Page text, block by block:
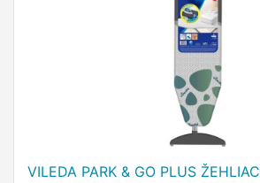
VILEDA PARK & GO PLUS